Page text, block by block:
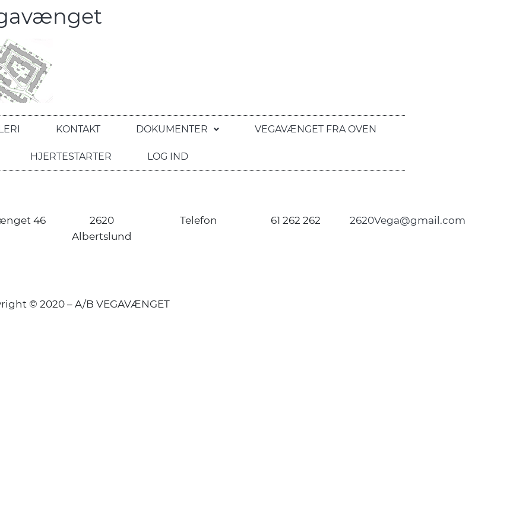
KONTAKT DOKUMENTER VEGAVÆNGET FRA OVEN
HJERTESTARTER LOG IND
46
2620
Albertslund
Telefon 61 262 262 2620Vega@gmail.com
© 2020 – A/B VEGAVÆNGET